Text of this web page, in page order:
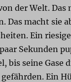
der Welt. Das
Das macht sie
Ein
Sekunden
bis seine Gase
Ein